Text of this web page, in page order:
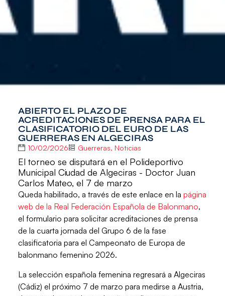
ABIERTO EL PLAZO DE
ACREDITACIONES DE PRENSA PARA EL
CLASIFICATORIO DEL EURO DE LAS
GUERRERAS EN ALGECIRAS
10/02/2026 Guerreras, Noticias
El torneo se disputará en el Polideportivo
Municipal Ciudad de Algeciras - Doctor Juan
Carlos Mateo, el 7 de marzo
Queda habilitado, a través de este enlace en la página
web de la Real Federación Española de Balonmano,
el formulario para solicitar acreditaciones de prensa
de la cuarta jornada del Grupo 6 de la fase
clasificatoria para el Campeonato de Europa de
balonmano femenino 2026.
La selección española femenina regresará a Algeciras
(Cádiz) el próximo 7 de marzo para medirse a Austria,